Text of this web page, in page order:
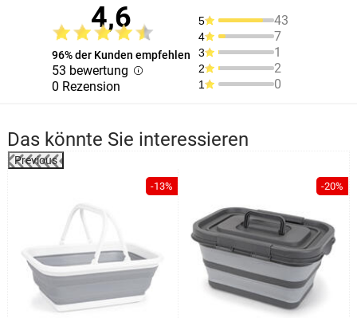
4,6
96% der Kunden empfehlen
53 bewertung
0 Rezension
5 43
4 7
3 1
2 2
1 0
Das könnte Sie interessieren
Previous
-13% -20%